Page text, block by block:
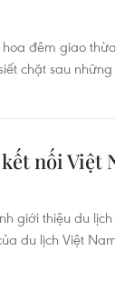
đêm giao
chặt sau
nối Việt
giới thiệu du
du lịch Việt